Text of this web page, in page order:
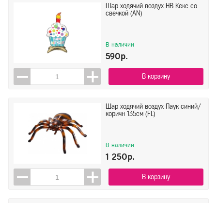
Шар ходячий воздух HB Кекс со
свечкой (AN)
В наличии
590р.
В корзину
Шар ходячий воздух Паук синий/
коричн 135см (FL)
В наличии
1 250р.
В корзину